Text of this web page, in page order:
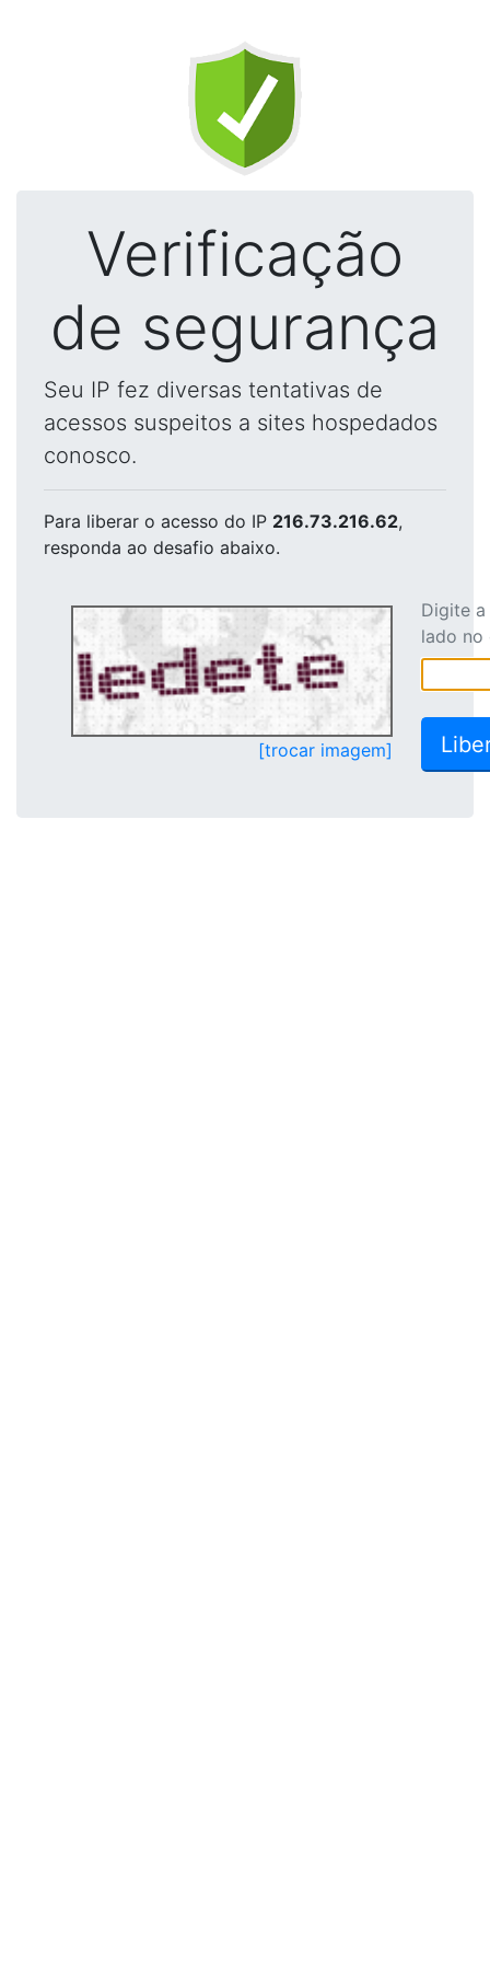
Verificação
de segurança
Seu IP fez diversas tentativas de
acessos suspeitos a sites hospedados
conosco.
Para liberar o acesso do IP 216.73.216.62,
responda ao desafio abaixo.
[trocar imagem]
Digite
lado no